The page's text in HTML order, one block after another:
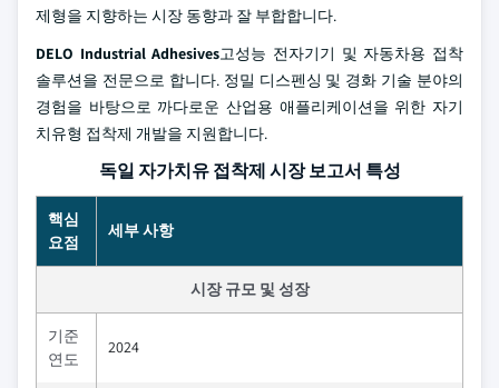
제형을 지향하는 시장 동향과 잘 부합합니다.
DELO Industrial Adhesives고성능 전자기기 및 자동차용 접착
솔루션을 전문으로 합니다. 정밀 디스펜싱 및 경화 기술 분야의
경험을 바탕으로 까다로운 산업용 애플리케이션을 위한 자기
치유형 접착제 개발을 지원합니다.
독일 자가치유 접착제 시장 보고서 특성
핵심
요점
세부 사항
시장 규모 및 성장
기준
연도
2024